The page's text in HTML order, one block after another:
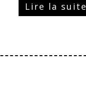
Lire la suite